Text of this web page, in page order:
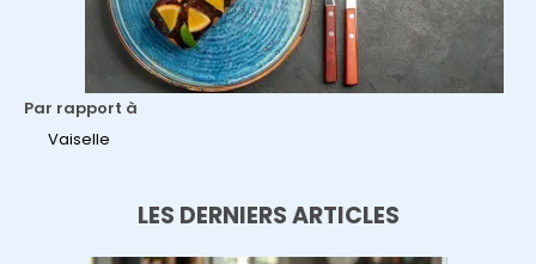
Par rapport à
Vaiselle
LES DERNIERS ARTICLES